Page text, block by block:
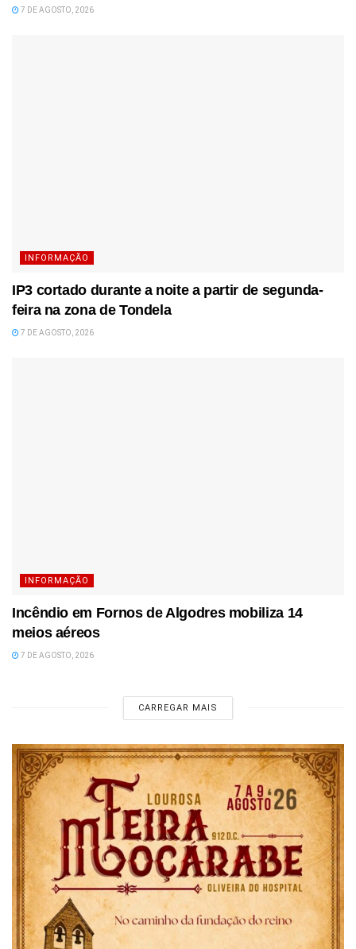
7 DE AGOSTO, 2026
INFORMAÇÃO
IP3 cortado durante a noite a partir de segunda-
feira na zona de Tondela
7 DE AGOSTO, 2026
INFORMAÇÃO
Incêndio em Fornos de Algodres mobiliza 14
meios aéreos
7 DE AGOSTO, 2026
CARREGAR MAIS